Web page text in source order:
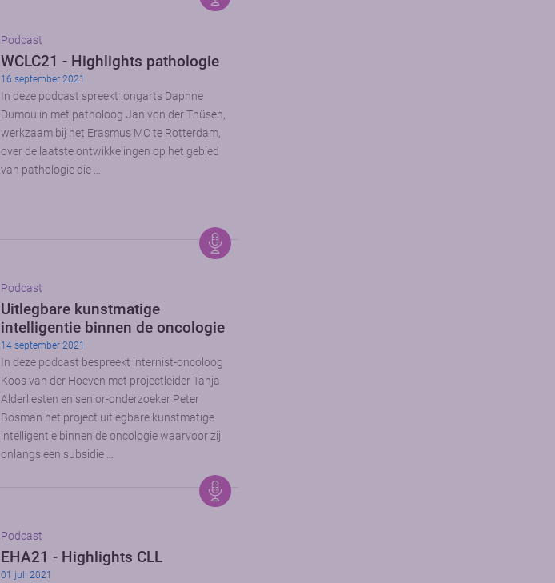
Podcast
WCLC21 - Highlights pathologie
16 september 2021
In deze podcast spreekt longarts Daphne
Dumoulin met patholoog Jan von der Thüsen,
werkzaam bij het Erasmus MC te Rotterdam,
over de laatste ontwikkelingen op het gebied
van pathologie die …
Podcast
Uitlegbare kunstmatige
intelligentie binnen de oncologie
14 september 2021
In deze podcast bespreekt internist-oncoloog
Koos van der Hoeven met projectleider Tanja
Alderliesten en senior-onderzoeker Peter
Bosman het project uitlegbare kunstmatige
intelligentie binnen de oncologie waarvoor zij
onlangs een subsidie …
Podcast
EHA21 - Highlights CLL
01 juli 2021